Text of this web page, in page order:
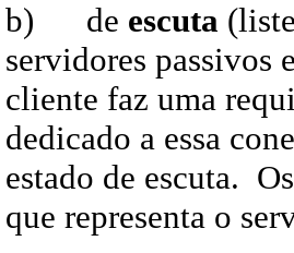
b) de escuta
servidores passivos
cliente faz uma
dedicado a essa
estado de escuta.
que representa o